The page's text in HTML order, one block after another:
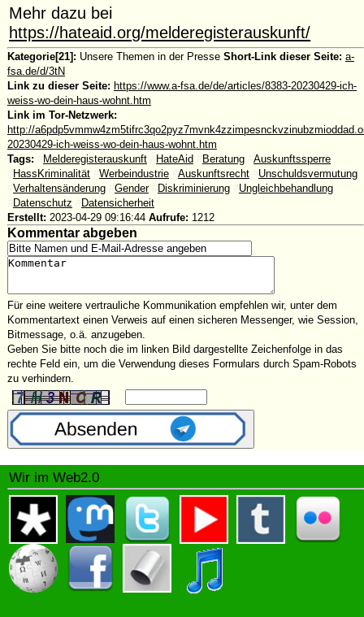
Mehr dazu bei
https://hateaid.org/melderegisterauskunft/
Kategorie[21]: Unsere Themen in der Presse Short-Link dieser Seite: a-
fsa.de/d/3tN
Link zu dieser Seite: https://www.a-fsa.de/de/articles/8383-20230429-ich-
weiss-wo-dein-haus-wohnt.htm
Link im Tor-Netzwerk:
http://
20230429-ich-weiss-wo-dein-haus-wohnt.htm
Tags:
Melderegisterauskunft HateAid Beratung
Auskunftssperre
HassKriminalität Werbeindustrie Auskunftsrecht
Unschuldsvermutung
Verhaltensänderung Gender Diskriminierung
Ungleichbehandlung
Datenschutz
Datensicherheit
Erstellt: 2023-04-29 09:16:44 Aufrufe: 1212
Kommentar abgeben
Für eine weitere vertrauliche Kommunikation empfehlen wir, unter dem
Kommentartext einen Verweis auf einen sicheren Messenger, wie Session,
Bitmessage, o.ä. anzugeben.
Geben Sie bitte noch die im linken Bild dargestellte Zeichenfolge in das
rechte Feld ein, um die Verwendung dieses Formulars durch Spam-Robots
zu verhindern.
Wir im Web2.0